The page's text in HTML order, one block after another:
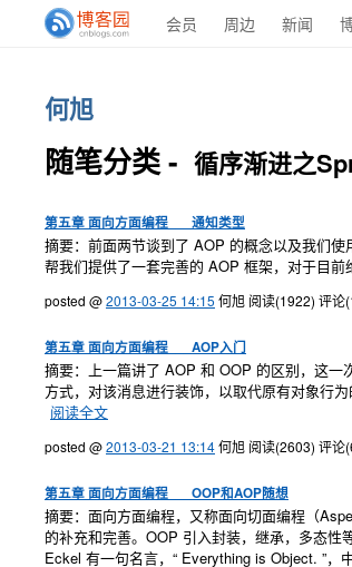
会员 周边 新闻
何旭
随笔分类 - 循序渐进之
第五章 面向方面编程___通知类型
摘要：前面两节谈到了 AOP 的概念以及我们
帮我们提供了一套完善的 AOP 框架，对于目
posted @2013-03-25 14:15 何旭 阅读(1922) 评论
第五章 面向方面编程___AOP入门
摘要：上一篇讲了 AOP 和 OOP 的区别，这
方式，对该消息进行装饰，以取代原有对象行
阅读全文
posted @2013-03-21 13:14何旭 阅读(2603) 评论
第五章 面向方面编程___OOP和AOP随想
摘要：面向方面编程，又称面向切面编程（
的补充和完善。OOP 引入封装，继承，多态
Eckel 有一句名言，“ Everything is Object. ”，